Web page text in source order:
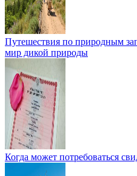
Путешествия по природным
мир дикой природы
Когда может потребоваться